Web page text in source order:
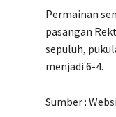
Permainan
pasangan
sepuluh,
menjadi 6-4.
Sumber :